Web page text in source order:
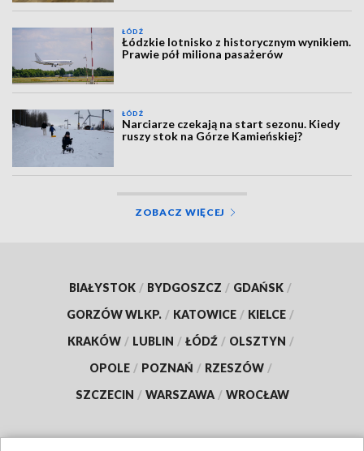
ŁÓDŹ
Łódzkie lotnisko z historycznym wynikiem.
Prawie pół miliona pasażerów
ŁÓDŹ
Narciarze czekają na start sezonu. Kiedy
ruszy stok na Górze Kamieńskiej?
ZOBACZ WIĘCEJ
BIAŁYSTOK / BYDGOSZCZ / GDAŃSK /
GORZÓW WLKP. / KATOWICE / KIELCE /
KRAKÓW / LUBLIN / ŁÓDŹ / OLSZTYN /
OPOLE / POZNAŃ / RZESZÓW /
SZCZECIN / WARSZAWA / WROCŁAW